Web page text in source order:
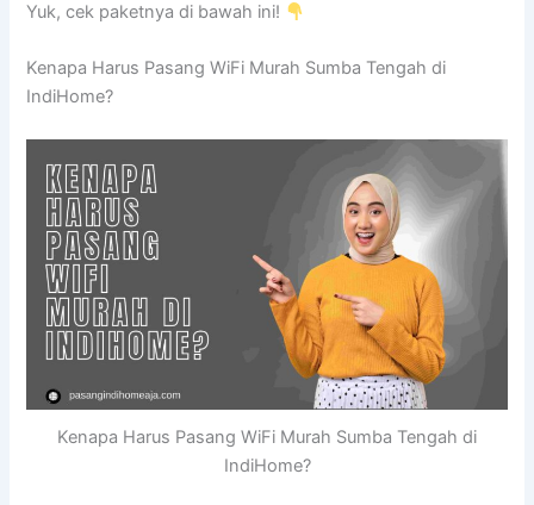
Yuk, cek paketnya di bawah ini!
Kenapa Harus Pasang WiFi Murah Sumba Tengah di
IndiHome?
Kenapa Harus Pasang WiFi Murah Sumba Tengah di
IndiHome?